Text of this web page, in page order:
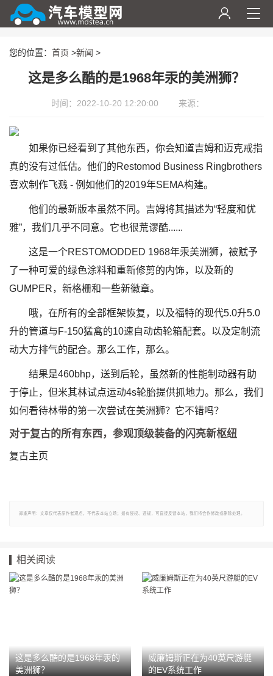
您的位置： 首页 >新闻 >
这是多么酷的是1968年汞的美洲狮？
时间：2022-10-20 12:20:00 来源：
如果你已经看到了其他东西，你会知道吉姆和迈克戒指
真的没有过低估。他们的Restomod Business Ringbrothers
喜欢制作飞溅 - 例如他们的2019年SEMA构建。
他们的最新版本虽然不同。吉姆将其描述为“轻度和优
雅”，我们几乎不同意。它也很荒谬酷......
这是一个RESTOMODDED 1968年汞美洲狮，被赋予
了一种可爱的绿色涂料和重新修剪的内饰，以及新的
GUMPER，新格栅和一些新徽章。
哦，在所有的全部框架恢复，以及福特的现代5.0升5.0
升的管道与F-150猛禽的10速自动齿轮箱配套。以及定制流
动大方排气的配合。那么工作，那么。
结果是460bhp，送到后轮，虽然新的性能制动器有助
于停止，但米其林试点运动4s轮胎提供抓地力。那么，我们
如何看待林带的第一次尝试在美洲狮？它不错吗？
对于复古的所有东西，参观顶级装备的闪亮新枢纽
复古主页
郑重声明：文章仅代表原作者观点，不代表本站立场；如有侵权、违规，可直接反馈本站，我们将会作修改或删除处理。
相关阅读
这是多么酷的是1968年汞的
美洲狮？
威廉姆斯正在为40英尺游艇
的EV系统工作